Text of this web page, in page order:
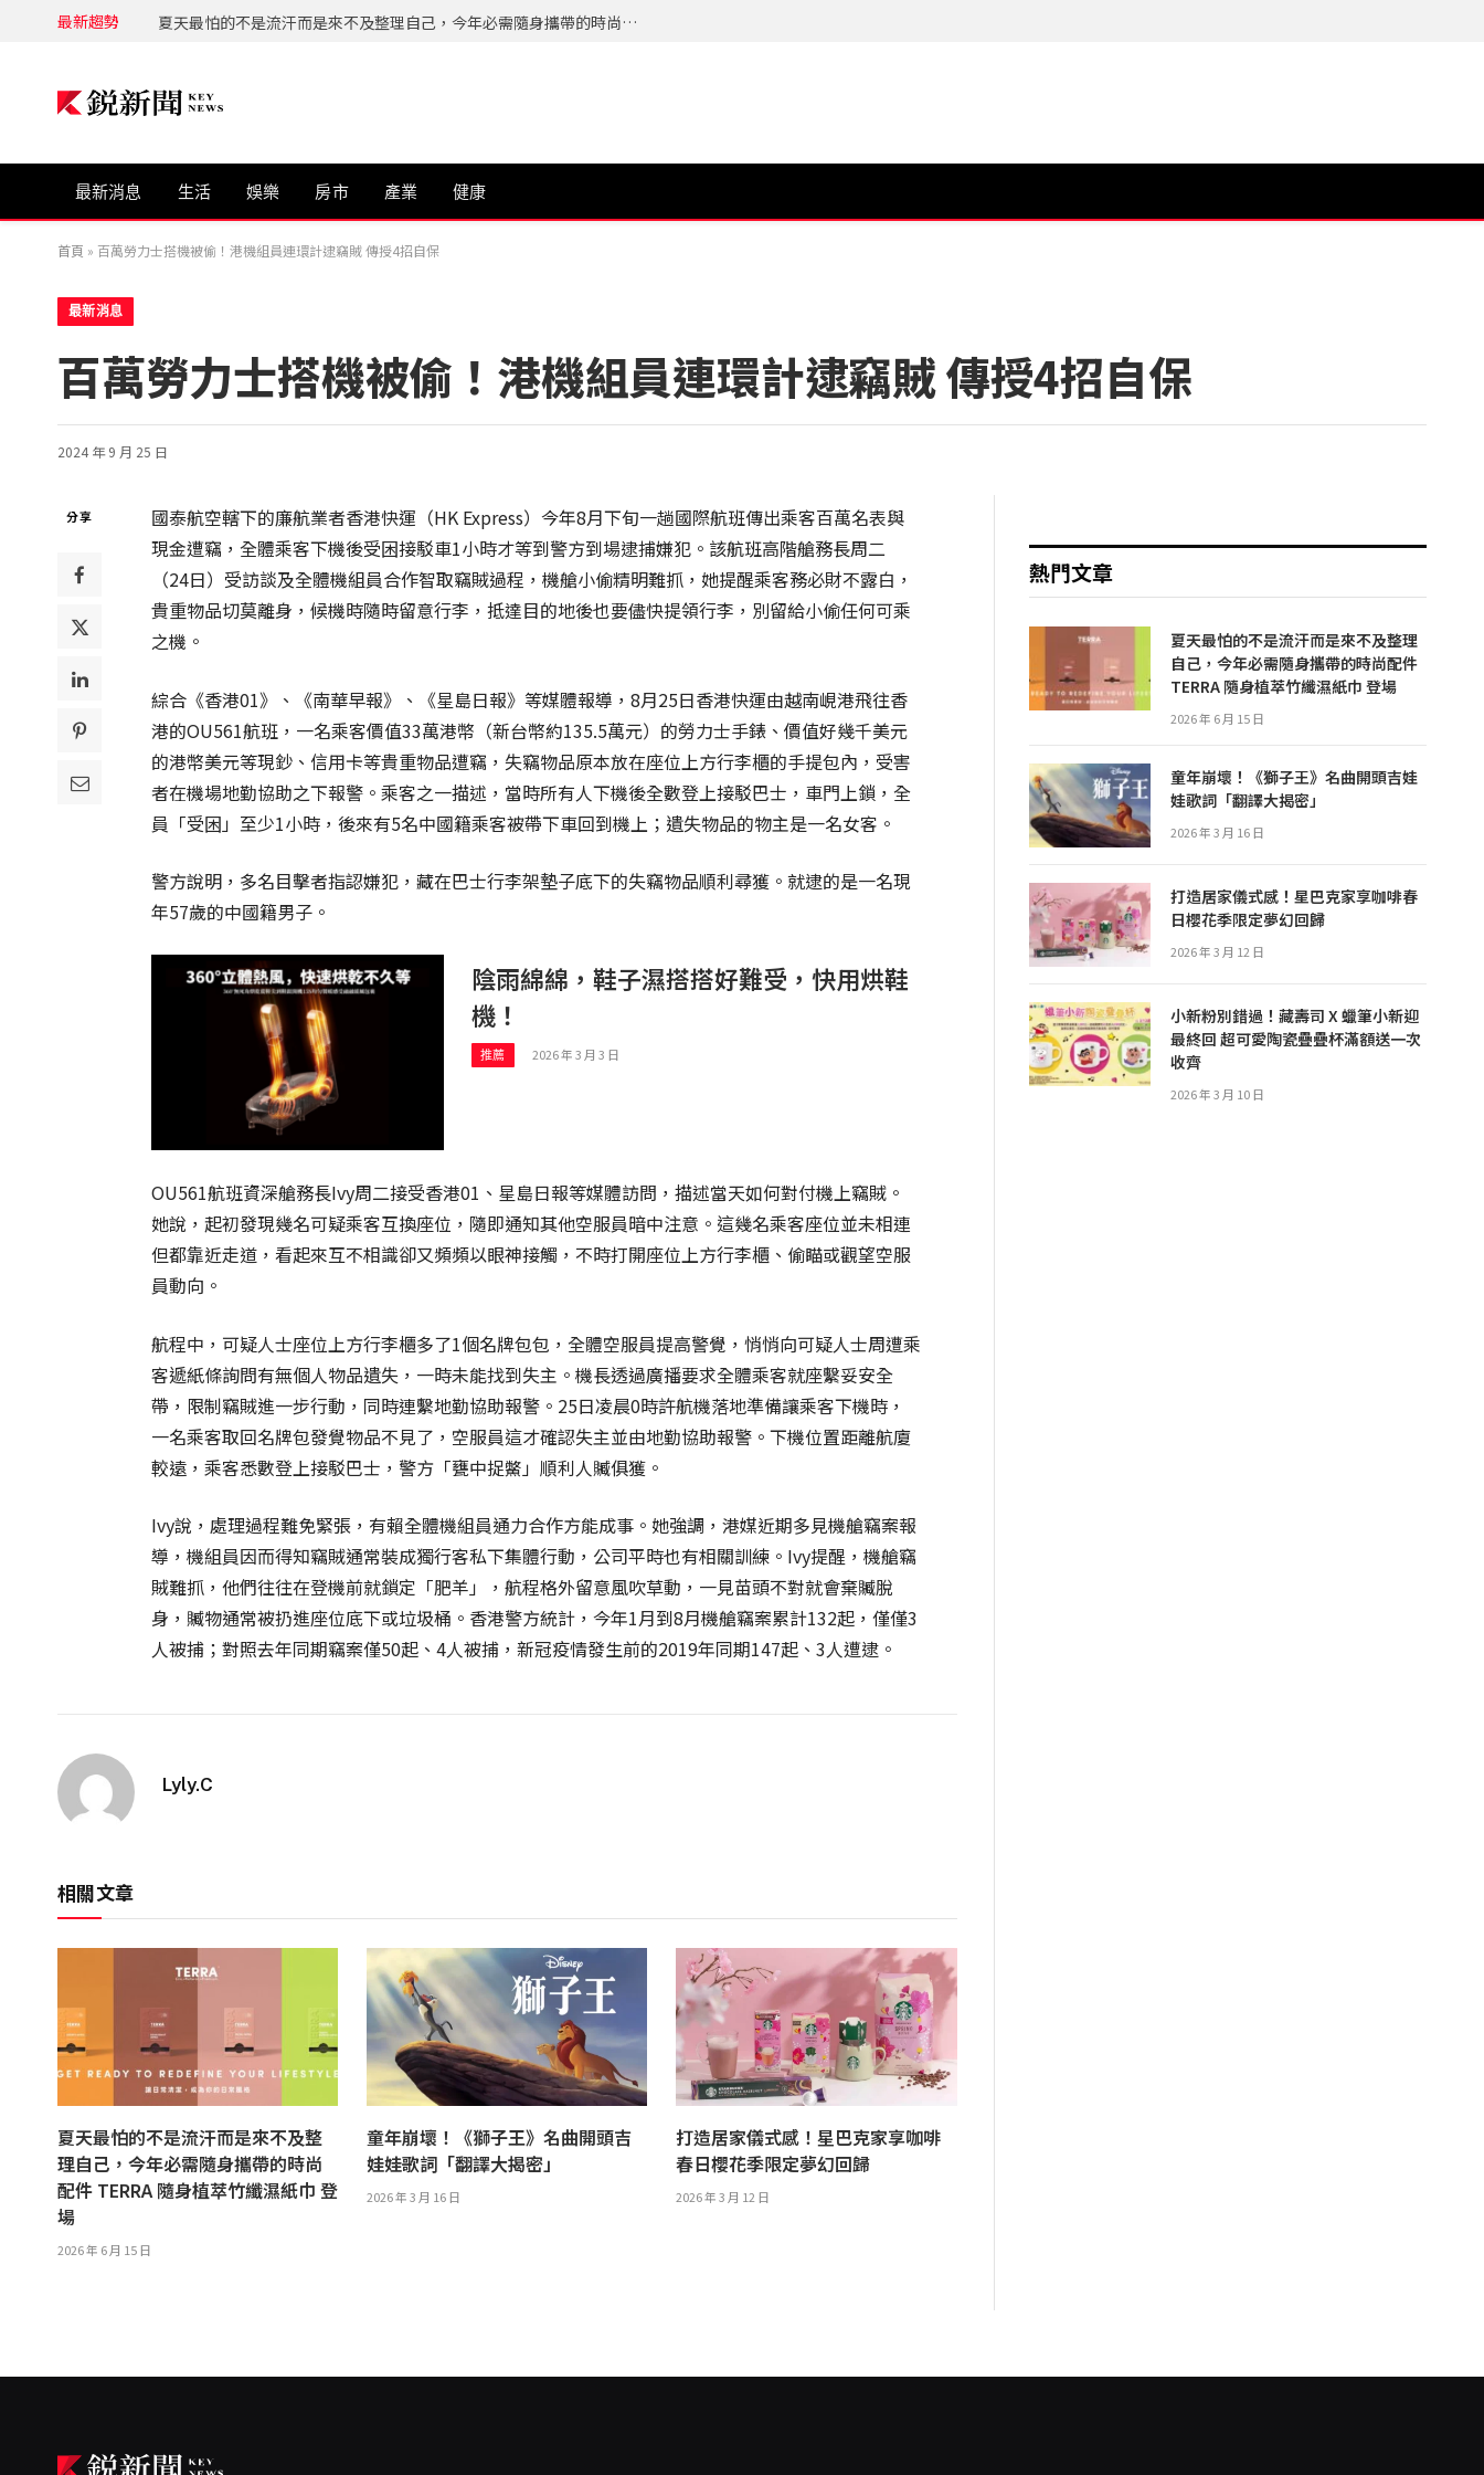
最新趨勢 夏天最怕的不是流汗而是來不及整理自己，今年必需隨身攜帶的時尚配件 TERRA 隨身植萃竹纖濕紙巾 登場
最新消息 生活 娛樂 房市 產業 健康
首頁 » 百萬勞力士搭機被偷！港機組員連環計逮竊賊 傳授4招自保
最新消息
百萬勞力士搭機被偷！港機組員連環計逮竊賊 傳授4招自保
2024 年 9 月 25 日
分享
國泰航空轄下的廉航業者香港快運（HK Express）今年8月下旬一趟國際航班傳出乘客百萬名表與
現金遭竊，全體乘客下機後受困接駁車1小時才等到警方到場逮捕嫌犯。該航班高階艙務長周二
（24日）受訪談及全體機組員合作智取竊賊過程，機艙小偷精明難抓，她提醒乘客務必財不露白，
貴重物品切莫離身，候機時隨時留意行李，抵達目的地後也要儘快提領行李，別留給小偷任何可乘
之機。
綜合《香港01》、《南華早報》、《星島日報》等媒體報導，8月25日香港快運由越南峴港飛往香
港的OU561航班，一名乘客價值33萬港幣（新台幣約135.5萬元）的勞力士手錶、價值好幾千美元
的港幣美元等現鈔、信用卡等貴重物品遭竊，失竊物品原本放在座位上方行李櫃的手提包內，受害
者在機場地勤協助之下報警。乘客之一描述，當時所有人下機後全數登上接駁巴士，車門上鎖，全
員「受困」至少1小時，後來有5名中國籍乘客被帶下車回到機上；遺失物品的物主是一名女客。
警方說明，多名目擊者指認嫌犯，藏在巴士行李架墊子底下的失竊物品順利尋獲。就逮的是一名現
年57歲的中國籍男子。
陰雨綿綿，鞋子濕搭搭好難受，快用烘鞋
機！
推薦 2026 年 3 月 3 日
OU561航班資深艙務長Ivy周二接受香港01、星島日報等媒體訪問，描述當天如何對付機上竊賊。
她說，起初發現幾名可疑乘客互換座位，隨即通知其他空服員暗中注意。這幾名乘客座位並未相連
但都靠近走道，看起來互不相識卻又頻頻以眼神接觸，不時打開座位上方行李櫃、偷瞄或觀望空服
員動向。
航程中，可疑人士座位上方行李櫃多了1個名牌包包，全體空服員提高警覺，悄悄向可疑人士周遭乘
客遞紙條詢問有無個人物品遺失，一時未能找到失主。機長透過廣播要求全體乘客就座繫妥安全
帶，限制竊賊進一步行動，同時連繫地勤協助報警。25日凌晨0時許航機落地準備讓乘客下機時，
一名乘客取回名牌包發覺物品不見了，空服員這才確認失主並由地勤協助報警。下機位置距離航廈
較遠，乘客悉數登上接駁巴士，警方「甕中捉鱉」順利人贓俱獲。
Ivy說，處理過程難免緊張，有賴全體機組員通力合作方能成事。她強調，港媒近期多見機艙竊案報
導，機組員因而得知竊賊通常裝成獨行客私下集體行動，公司平時也有相關訓練。Ivy提醒，機艙竊
賊難抓，他們往往在登機前就鎖定「肥羊」，航程格外留意風吹草動，一見苗頭不對就會棄贓脫
身，贓物通常被扔進座位底下或垃圾桶。香港警方統計，今年1月到8月機艙竊案累計132起，僅僅3
人被捕；對照去年同期竊案僅50起、4人被捕，新冠疫情發生前的2019年同期147起、3人遭逮。
Lyly.C
相關文章
夏天最怕的不是流汗而是來不及整
理自己，今年必需隨身攜帶的時尚
配件 TERRA 隨身植萃竹纖濕紙巾 登
場
2026 年 6 月 15 日
童年崩壞！《獅子王》名曲開頭吉
娃娃歌詞「翻譯大揭密」
2026 年 3 月 16 日
打造居家儀式感！星巴克家享咖啡
春日櫻花季限定夢幻回歸
2026 年 3 月 12 日
熱門文章
夏天最怕的不是流汗而是來不及整理
自己，今年必需隨身攜帶的時尚配件
TERRA 隨身植萃竹纖濕紙巾 登場
2026 年 6 月 15 日
童年崩壞！《獅子王》名曲開頭吉娃
娃歌詞「翻譯大揭密」
2026 年 3 月 16 日
打造居家儀式感！星巴克家享咖啡春
日櫻花季限定夢幻回歸
2026 年 3 月 12 日
小新粉別錯過！藏壽司 X 蠟筆小新迎
最終回 超可愛陶瓷疊疊杯滿額送一次
收齊
2026 年 3 月 10 日